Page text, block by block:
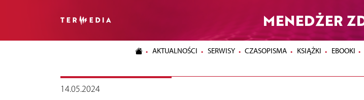
MENEDŻER
AKTUALNOŚCI SERWISY CZASOPISMA KSIĄŻKI EBOOKI
14.05.2024